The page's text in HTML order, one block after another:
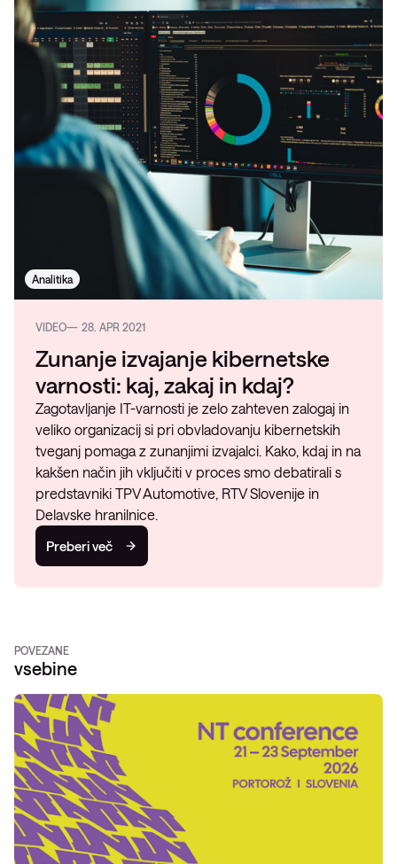
Analitika
VIDEO 28. APR 2021
Zunanje izvajanje kibernetske
varnosti: kaj, zakaj in kdaj?
Zagotavljanje IT-varnosti je zelo zahteven zalogaj in
veliko organizacij si pri obvladovanju kibernetskih
tveganj pomaga z zunanjimi izvajalci. Kako, kdaj in na
kakšen način jih vključiti v proces smo debatirali s
predstavniki TPV Automotive, RTV Slovenije in
Delavske hranilnice.
Preberi več
POVEZANE
vsebine